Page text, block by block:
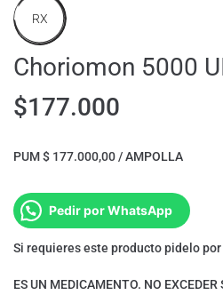
RX
Choriomon 5000
$177.000
PUM $ 177.000,00 / AMPOLLA
Pedir por WhatsApp
Si requieres este producto pidelo por
ES UN MEDICAMENTO. NO EXCEDER